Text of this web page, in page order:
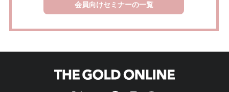
会員向けセミナーの一覧